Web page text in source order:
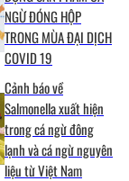
NGỪ ĐÓNG HỘP
TRONG MÙA ĐẠI DỊCH
COVID 19
Cảnh báo về
Salmonella xuất hiện
trong cá ngừ đông
lạnh và cá ngừ nguyên
liệu từ Việt Nam